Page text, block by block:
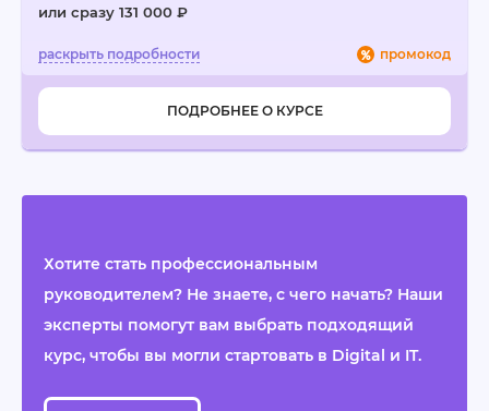
или сразу 131 000 ₽
промокод
ПОДРОБНЕЕ О КУРСЕ
Хотите стать профессиональным
руководителем? Не знаете, с чего начать? Наши
эксперты помогут вам выбрать подходящий
курс, чтобы вы могли стартовать в Digital и IT.